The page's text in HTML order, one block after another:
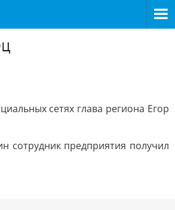
сетях глава региона Егор
сотрудник предприятия получил